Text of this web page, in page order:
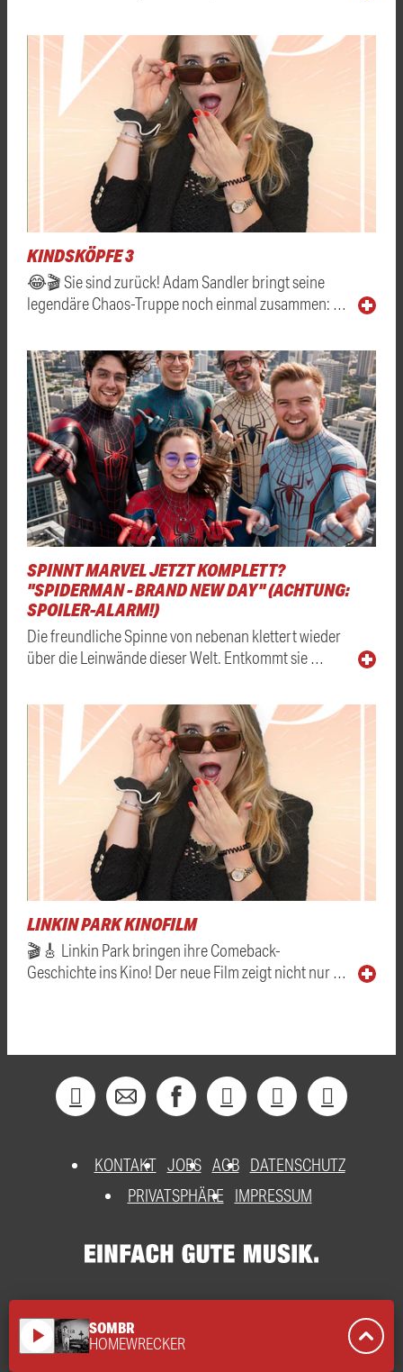
KINDSKÖPFE 3
😂🎬 Sie sind zurück! Adam Sandler bringt seine
legendäre Chaos-Truppe noch einmal zusammen: …
SPINNT MARVEL JETZT KOMPLETT?
"SPIDERMAN - BRAND NEW DAY" (ACHTUNG:
SPOILER-ALARM!)
Die freundliche Spinne von nebenan klettert wieder
über die Leinwände dieser Welt. Entkommt sie …
LINKIN PARK KINOFILM
🎬🎸 Linkin Park bringen ihre Comeback-
Geschichte ins Kino! Der neue Film zeigt nicht nur …
KONTAKT JOBS AGB DATENSCHUTZ
PRIVATSPHÄRE
IMPRESSUM
play_arrow SOMBR
HOMEWRECKER